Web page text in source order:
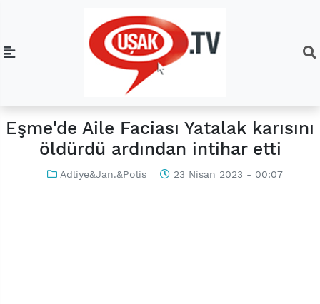
Eşme'de Aile Faciası Yatalak karısını
öldürdü ardından intihar etti
Adliye&Jan.&Polis 23 Nisan 2023 - 00:07